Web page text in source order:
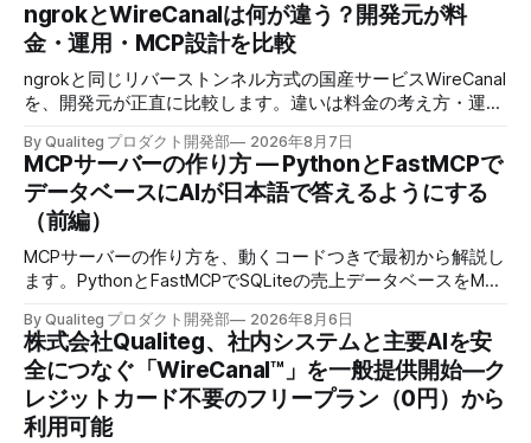
ngrokとWireCanalは何が違う？開発元が料
金・運用・MCP設計を比較
ngrokと同じリバーストンネル方式の国産サービスWireCanal
を、開発元が正直に比較します。違いは料金の考え方・運用
By Qualiteg プロダクト開発部 2026年8月7日
MCPサーバーの作り方 — PythonとFastMCPで
データベースにAIが日本語で答えるようにする
（前編）
MCPサーバーの作り方を、動くコードつきで最初から解説し
ます。PythonとFastMCPでSQLiteの売上データベースをMCP
返すところまで作ります。
By Qualiteg プロダクト開発部 2026年8月6日
株式会社Qualiteg、社内システムと主要AIを安
全につなぐ「WireCanal™」を一般提供開始―ク
レジットカード不要のフリープラン（0円）から
利用可能